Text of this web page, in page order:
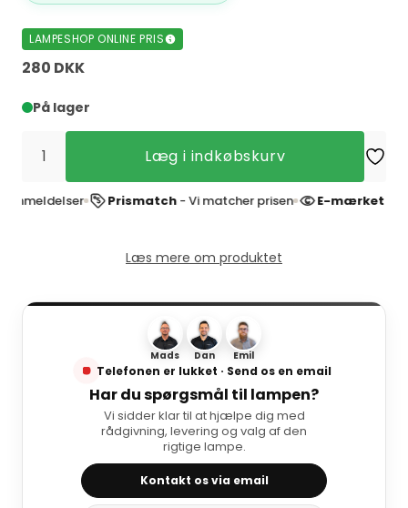
LAMPESHOP ONLINE PRIS
280 DKK
På lager
Læg i indkøbskurv
Prismatch- Vi matcher prisen E-mærket
Læs mere om produktet
Mads Dan Emil
Telefonen er lukket · Send os en email
Har du spørgsmål til lampen?
Vi sidder klar til at hjælpe dig med
rådgivning, levering og valg af den
rigtige lampe.
Kontakt os via email